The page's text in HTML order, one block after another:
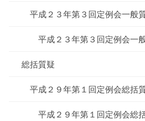
平成２３年第３回定例会一般
平成２３年第３回定例会一
総括質疑
平成２９年第１回定例会総括
平成２９年第１回定例会総